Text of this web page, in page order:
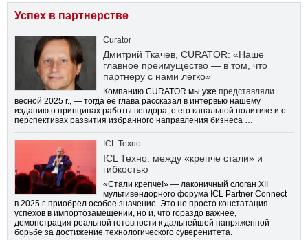
Успех в партнерстве
Curator
Дмитрий Ткачев, CURATOR: «Наше
главное преимущество — в том, что
партнёру с нами легко»
Компанию CURATOR мы уже представляли
весной 2025 г., — тогда её глава рассказал в интервью нашему
изданию о принципах работы вендора, о его канальной политике и о
перспективах развития избранного направления бизнеса …
ICL Техно
ICL Техно: между «крепче стали» и
гибкостью
«Стали крепче!» — лаконичный слоган XII
мультивендорного форума ICL Partner Connect
в 2025 г. приобрел особое значение. Это не просто констатация
успехов в импортозамещении, но и, что гораздо важнее,
демонстрация реальной готовности к дальнейшей напряженной
борьбе за достижение технологического суверенитета.